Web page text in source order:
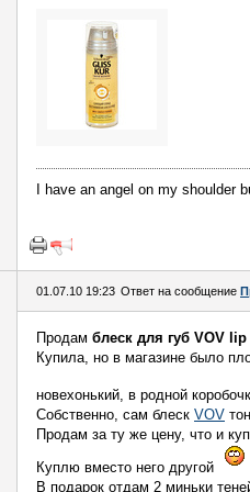
I have an angel on my shoulder
01.07.10 19:23 Ответ на сообщение
Продам блеск для губ VOV
Купила, но в магазине было
новехонький, в родной
Собственно, сам блеск VOV
Продам за ту же цену, что и
Куплю вместо него другой
В подарок отдам 2 миньки